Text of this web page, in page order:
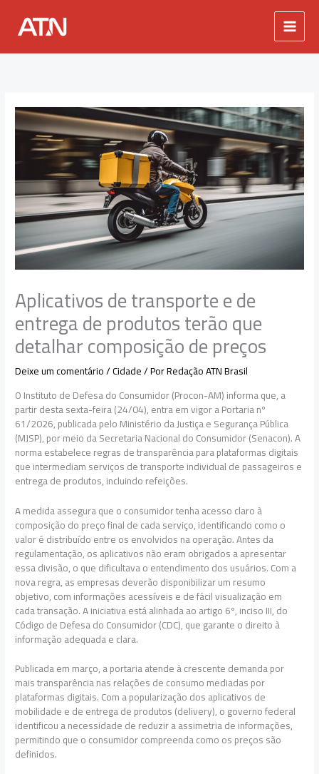
conteúdo
Aplicativos de transporte e de
entrega de produtos terão que
detalhar composição de preços
Deixe um comentário/Cidade/ PorRedação ATN Brasil
O Instituto de Defesa do Consumidor (Procon-AM) informa que, a
partir desta sexta-feira (24/04), entra em vigor a Portaria nº
61/2026, publicada pelo Ministério da Justiça e Segurança Pública
(MJSP), por meio da Secretaria Nacional do Consumidor (Senacon). A
norma estabelece regras de transparência para plataformas digitais
que intermediam serviços de transporte individual de passageiros e
entrega de produtos, incluindo refeições.
A medida assegura que o consumidor tenha acesso claro à
composição do preço final de cada serviço, identificando como o
valor é distribuído entre os envolvidos na operação. Antes da
regulamentação, os aplicativos não eram obrigados a apresentar
essa divisão, o que dificultava o entendimento dos usuários. Com a
nova regra, as empresas deverão disponibilizar um resumo
objetivo, com informações acessíveis e de fácil visualização em
cada transação. A iniciativa está alinhada ao artigo 6º, inciso III, do
Código de Defesa do Consumidor (CDC), que garante o direito à
informação adequada e clara.
Publicada em março, a portaria atende à crescente demanda por
mais transparência nas relações de consumo mediadas por
plataformas digitais. Com a popularização dos aplicativos de
mobilidade e de entrega de produtos (delivery), o governo federal
identificou a necessidade de reduzir a assimetria de informações,
permitindo que o consumidor compreenda como os preços são
definidos.